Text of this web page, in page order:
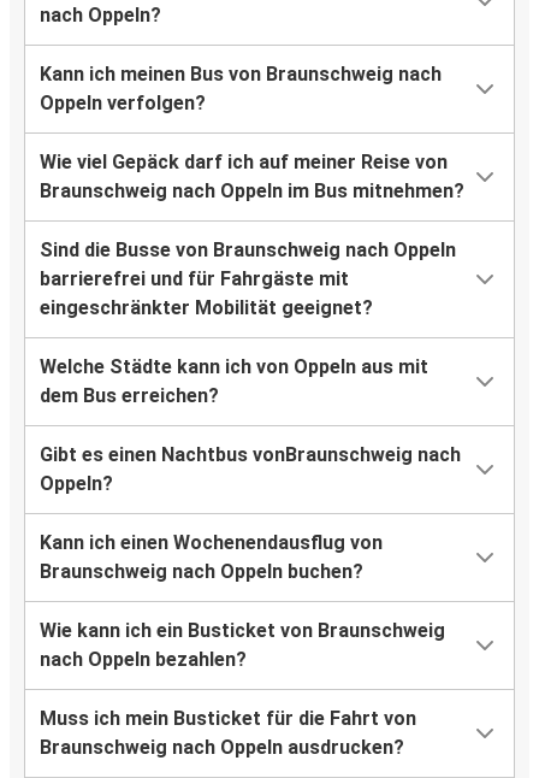
nach Oppeln?
Kann ich meinen Bus von Braunschweig nach
Oppeln verfolgen?
Wie viel Gepäck darf ich auf meiner Reise von
Braunschweig nach Oppeln im Bus mitnehmen?
Sind die Busse von Braunschweig nach Oppeln
barrierefrei und für Fahrgäste mit
eingeschränkter Mobilität geeignet?
Welche Städte kann ich von Oppeln aus mit
dem Bus erreichen?
Gibt es einen Nachtbus vonBraunschweig nach
Oppeln?
Kann ich einen Wochenendausflug von
Braunschweig nach Oppeln buchen?
Wie kann ich ein Busticket von Braunschweig
nach Oppeln bezahlen?
Muss ich mein Busticket für die Fahrt von
Braunschweig nach Oppeln ausdrucken?